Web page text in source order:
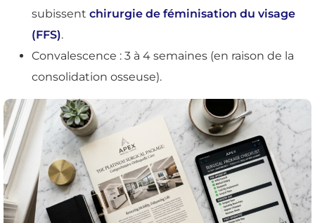
subissent chirurgie de féminisation du visage
(FFS).
Convalescence : 3 à 4 semaines (en raison de la
consolidation osseuse).